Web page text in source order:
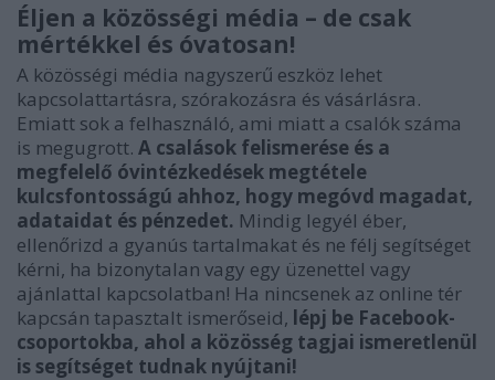
Éljen a közösségi média – de csak
mértékkel és óvatosan!
A közösségi média nagyszerű eszköz lehet
kapcsolattartásra, szórakozásra és vásárlásra.
Emiatt sok a felhasználó, ami miatt a csalók száma
is megugrott. A csalások felismerése és a
megfelelő óvintézkedések megtétele
kulcsfontosságú ahhoz, hogy megóvd magadat,
adataidat és pénzedet. Mindig legyél éber,
ellenőrizd a gyanús tartalmakat és ne félj segítséget
kérni, ha bizonytalan vagy egy üzenettel vagy
ajánlattal kapcsolatban! Ha nincsenek az online tér
kapcsán tapasztalt ismerőseid, lépj be Facebook-
csoportokba, ahol a közösség tagjai ismeretlenül
is segítséget tudnak nyújtani!